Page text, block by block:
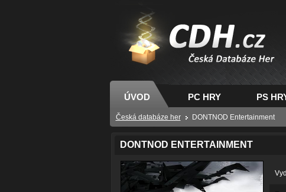
CDH.cz - hry na PC,
PS, XBOX - Česká
databáze her
ÚVOD PC HRY PS
Česká databáze her DONTNOD Entertainment
DONTNOD ENTERTAINMENT